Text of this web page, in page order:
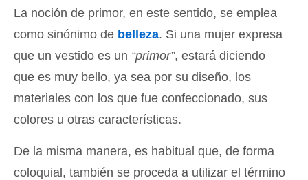
La noción de primor, en este sentido, se emplea
como sinónimo de belleza. Si una mujer expresa
que un vestido es un “primor”, estará diciendo
que es muy bello, ya sea por su diseño, los
materiales con los que fue confeccionado, sus
colores u otras características.
De la misma manera, es habitual que, de forma
coloquial, también se proceda a utilizar el término